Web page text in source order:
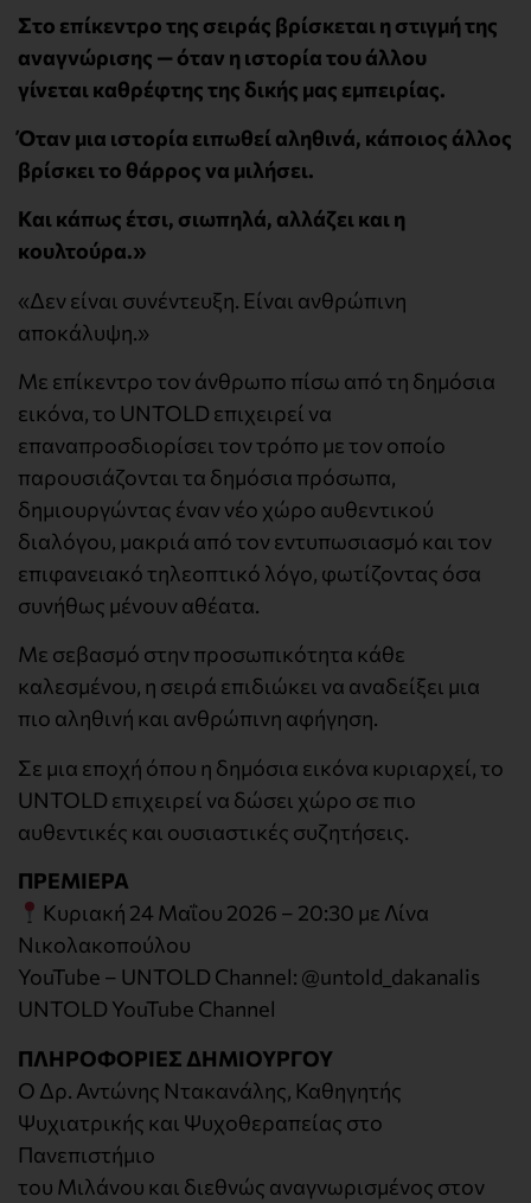
Στο επίκεντρο της σειράς βρίσκεται η στιγμή της
αναγνώρισης — όταν η ιστορία του άλλου
γίνεται καθρέφτης της δικής μας εμπειρίας.
Όταν μια ιστορία ειπωθεί αληθινά, κάποιος άλλος
βρίσκει το θάρρος να μιλήσει.
Και κάπως έτσι, σιωπηλά, αλλάζει και η
κουλτούρα.»
«Δεν είναι συνέντευξη. Είναι ανθρώπινη
αποκάλυψη.»
Με επίκεντρο τον άνθρωπο πίσω από τη δημόσια
εικόνα, το UNTOLD επιχειρεί να
επαναπροσδιορίσει τον τρόπο με τον οποίο
παρουσιάζονται τα δημόσια πρόσωπα,
δημιουργώντας έναν νέο χώρο αυθεντικού
διαλόγου, μακριά από τον εντυπωσιασμό και τον
επιφανειακό τηλεοπτικό λόγο, φωτίζοντας όσα
συνήθως μένουν αθέατα.
Με σεβασμό στην προσωπικότητα κάθε
καλεσμένου, η σειρά επιδιώκει να αναδείξει μια
πιο αληθινή και ανθρώπινη αφήγηση.
Σε μια εποχή όπου η δημόσια εικόνα κυριαρχεί, το
UNTOLD επιχειρεί να δώσει χώρο σε πιο
αυθεντικές και ουσιαστικές συζητήσεις.
ΠΡΕΜΙΕΡΑ
Κυριακή 24 Μαΐου 2026 – 20:30 με Λίνα
Νικολακοπούλου
YouTube – UNTOLD Channel: @untold_dakanalis
UNTOLD YouTube Channel
ΠΛΗΡΟΦΟΡΙΕΣ ΔΗΜΙΟΥΡΓΟΥ
Ο Δρ. Αντώνης Ντακανάλης, Καθηγητής
Ψυχιατρικής και Ψυχοθεραπείας στο
Πανεπιστήμιο
του Μιλάνου και διεθνώς αναγνωρισμένος στον